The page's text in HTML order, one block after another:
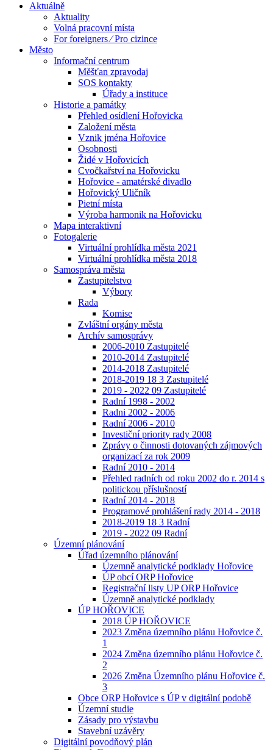
Aktuálně
Aktuality
Volná pracovní místa
For foreigners ⁄ Pro cizince
Město
Informační centrum
Měšťan zpravodaj
SOS kontakty
Úřady a instituce
Historie a památky
Přehled osídlení Hořovicka
Založení města
Vznik jména Hořovice
Osobnosti
Židé v Hořovicích
Cvočkařství na Hořovicku
Hořovice - amatérské divadlo
Hořovický Uličník
Pietní místa
Výroba harmonik na Hořovicku
Mapa interaktivní
Fotogalerie
Virtuální prohlídka města 2021
Virtuální prohlídka města 2018
Samospráva města
Zastupitelstvo
Výbory
Rada
Komise
Zvláštní orgány města
Archív samosprávy
2006-2010 Zastupitelé
2010-2014 Zastupitelé
2014-2018 Zastupitelé
2018-2019 18 3 Zastupitelé
2019 - 2022 09 Zastupitelé
Radní 1998 - 2002
Radni 2002 - 2006
Radní 2006 - 2010
Investiční priority rady 2008
Zprávy o činnosti dotovaných zájmových
organizací za rok 2009
Radní 2010 - 2014
Přehled radních od roku 2002 do r. 2014 s
politickou příslušností
Radní 2014 - 2018
Programové prohlášení rady 2014 - 2018
2018-2019 18 3 Radní
2019 - 2022 09 Radní
Územní plánování
Úřad územního plánování
Územně analytické podklady Hořovice
ÚP obcí ORP Hořovice
Registrační listy UP ORP Hořovice
Územně analytické podklady
ÚP HOŘOVICE
2018 ÚP HOŘOVICE
2023 Změna územního plánu Hořovice č.
1
2024 Změna územního plánu Hořovice č.
2
2026 Změna Územního plánu Hořovice č.
3
Obce ORP Hořovice s ÚP v digitální podobě
Územní studie
Zásady pro výstavbu
Stavební uzávěry
Digitální povodňový plán